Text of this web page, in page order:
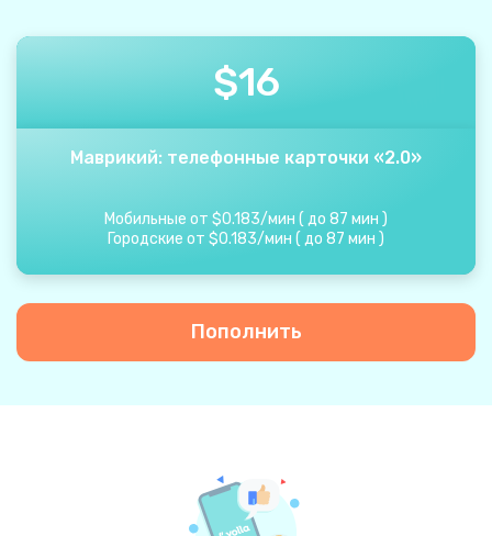
$16
Маврикий: телефонные карточки «2.0»
Мобильные от $0.183/мин ( до 87 мин )
Городские от $0.183/мин ( до 87 мин )
Пополнить